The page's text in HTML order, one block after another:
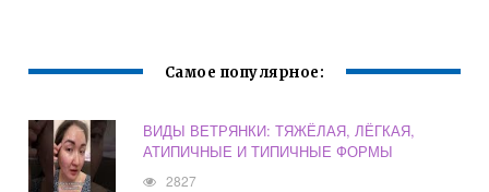
Самое популярное:
ВИДЫ ВЕТРЯНКИ: ТЯЖЁЛАЯ, ЛЁГКАЯ,
АТИПИЧНЫЕ И ТИПИЧНЫЕ ФОРМЫ
2827